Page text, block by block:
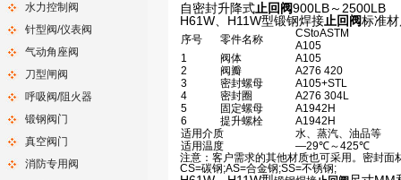
水力控制阀
针型阀/仪表阀
气动角座阀
刀型闸阀
呼吸阀/阻火器
锻钢阀门
真空阀门
消防专用阀
自密封升降式止回阀900LB～2500LB
H61W、H11W型锻钢焊接止回阀标准
序号 零件名称
CStoASTM
A105
1
阀体
A105
2
阀瓣
A276 420
3
密封螺母
A105+STL
4
密封圈
A276 304L
5
固定螺母
A1942H
6
提升螺栓
A1942H
适用介质
水、蒸汽、油品等
适用温度
—29℃～425℃
注意：客户需求的其他材质也可采用。密封面
CS=碳钢;AS=合金钢;SS=不锈钢;